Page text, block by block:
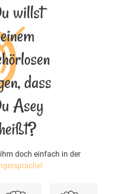
willst
einem
dass
Asey
ihm doch einfach in der